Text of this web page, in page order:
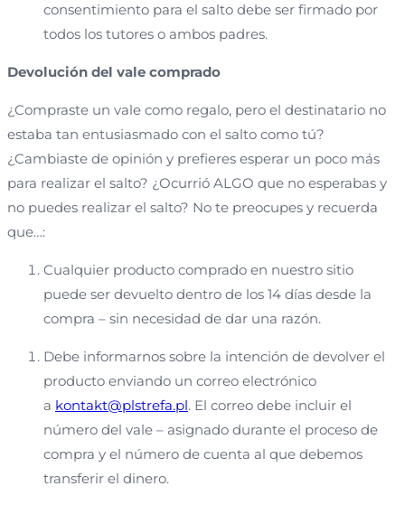
consentimiento para el salto debe ser firmado por
todos los tutores o ambos padres.
Devolución del vale comprado
¿Compraste un vale como regalo, pero el destinatario no
estaba tan entusiasmado con el salto como tú?
¿Cambiaste de opinión y prefieres esperar un poco más
para realizar el salto? ¿Ocurrió ALGO que no esperabas y
no puedes realizar el salto? No te preocupes y recuerda
que…:
Cualquier producto comprado en nuestro sitio
puede ser devuelto dentro de los 14 días desde la
compra – sin necesidad de dar una razón.
Debe informarnos sobre la intención de devolver el
producto enviando un correo electrónico
a kontakt@plstrefa.pl. El correo debe incluir el
número del vale – asignado durante el proceso de
compra y el número de cuenta al que debemos
transferir el dinero.